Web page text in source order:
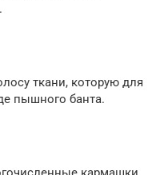
ткани, которую для
пышного банта.